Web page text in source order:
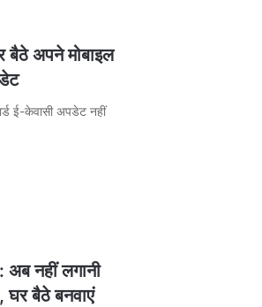
अपने मोबाइल
ई-केवासी अपडेट नहीं
नहीं लगानी
घर बैठे बनवाएं